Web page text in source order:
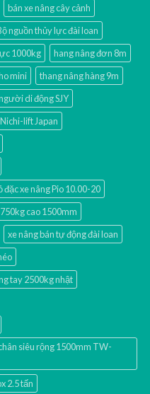
bán xe nâng cây cảnh
nguồn thủy lực đài loan
1000kg
hang nâng đơn 8m
mini
thang nâng hàng 9m
di động SJY
lift Japan
đặc xe nâng Pio 10.00-20
cao 1500mm
xe nâng bán tự động đài loan
tay 2500kg nhật
siêu rộng 1500mm TW-
2.5 tấn